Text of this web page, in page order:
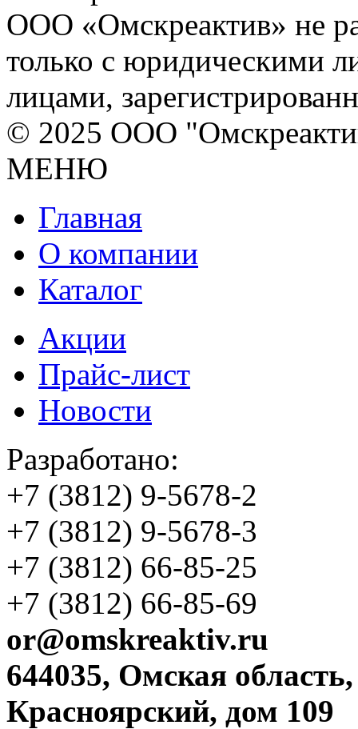
ООО «Омскреактив» не
только с юридическими
лицами,
© 2025 ООО
МЕНЮ
Главная
О компании
Каталог
Акции
Прайс-лист
Новости
Разработано:
+7 (3812) 9-5678-2
+7 (3812) 9-5678-3
+7 (3812) 66-85-25
+7 (3812) 66-85-69
or@omskreaktiv.ru
644035, Омская
Красноярский, дом 109